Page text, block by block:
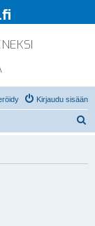
Kirjaudu sisään